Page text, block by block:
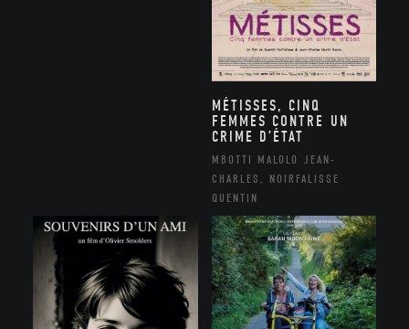
MÉTISSES, CINQ
FEMMES CONTRE UN
CRIME D’ÉTAT
MBOTTI MALOLO JEAN-
CHARLES, NOIRFALISSE
QUENTIN